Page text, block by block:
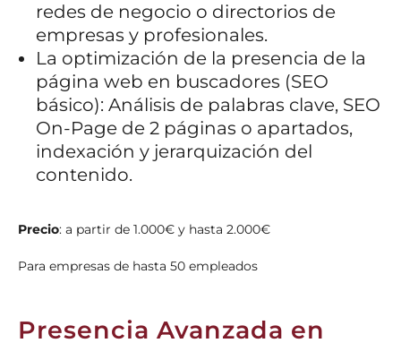
redes de negocio o directorios de
empresas y profesionales.
La optimización de la presencia de la
página web en buscadores (SEO
básico): Análisis de palabras clave, SEO
On-Page de 2 páginas o apartados,
indexación y jerarquización del
contenido.
Precio: a partir de 1.000€ y hasta 2.000€
Para empresas de hasta 50 empleados
Presencia Avanzada en